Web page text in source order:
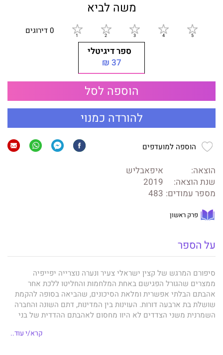
משה לביא
0 דירוגים
ספר דיגיטלי
37 ₪
הוספה לסל
להורדה כמנוי
הוספה למועדפים
הוצאה:
איפאבליש
שנת הוצאה:
2019
מספר עמודים: 483
פרק ראשון
על הספר
סיפורם המרגש של קצין ישראלי צעיר ונערה נוצרייה יפייפיה
ממצרים שהגורל הפגישם באחת המלחמות והחליטו ללכת אחר
אהבתם הבלתי אפשרית ומלאת הסיכונים, שהביאה בסופה להקמת
שושלת בת ארבעה דורות. העוינות בין המדינות, דתם השונה והחברה
השמרנית משני הצדדים לא היוו מחסום לאהבתם ההדדית של בני
קרא/י עוד..